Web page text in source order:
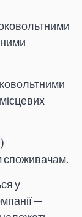
)
споживачам.
у
—